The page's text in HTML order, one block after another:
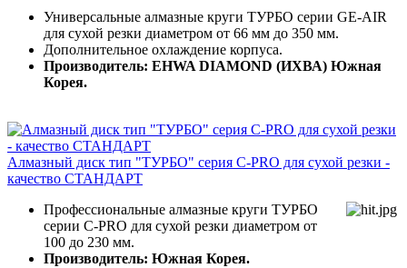
Универсальные алмазные круги ТУРБО серии GE-AIR
для сухой резки диаметром от 66 мм до 350 мм.
Дополнительное охлаждение корпуса.
Производитель: EHWA DIAMOND (ИХВА) Южная
Корея.
Алмазный диск тип "ТУРБО" серия C-PRO для сухой резки -
качество СТАНДАРТ
Профессиональные алмазные круги ТУРБО
серии C-PRO для сухой резки диаметром от
100 до 230 мм.
Производитель: Южная Корея.